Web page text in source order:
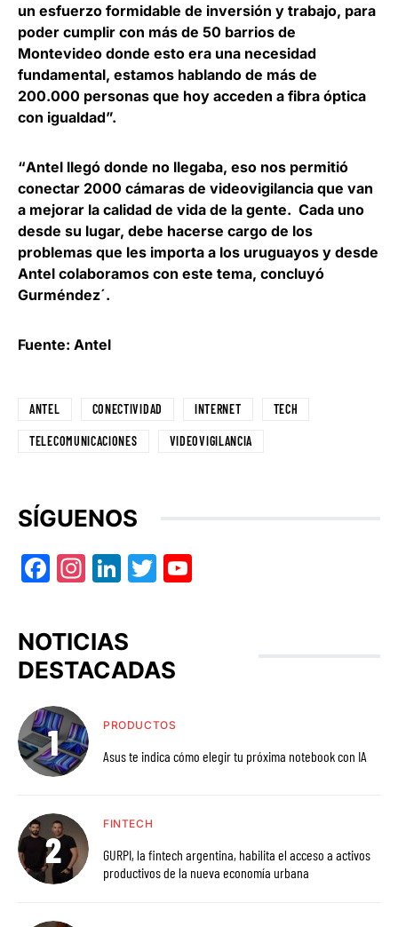
un esfuerzo formidable de inversión y trabajo, para
poder cumplir con más de 50 barrios de
Montevideo donde esto era una necesidad
fundamental, estamos hablando de más de
200.000 personas que hoy acceden a fibra óptica
con igualdad”.
“Antel llegó donde no llegaba, eso nos permitió
conectar 2000 cámaras de videovigilancia que van
a mejorar la calidad de vida de la gente. Cada uno
desde su lugar, debe hacerse cargo de los
problemas que les importa a los uruguayos y desde
Antel colaboramos con este tema, concluyó
Gurméndez´.
Fuente: Antel
ANTEL CONECTIVIDAD INTERNET TECH
TELECOMUNICACIONES VIDEOVIGILANCIA
SÍGUENOS
Facebook
Instagram
LinkedIn
Twitter
NOTICIAS
DESTACADAS
PRODUCTOS
Asus te indica cómo elegir tu próxima notebook con IA
FINTECH
GURPI, la fintech argentina, habilita el acceso a activos
productivos de la nueva economía urbana